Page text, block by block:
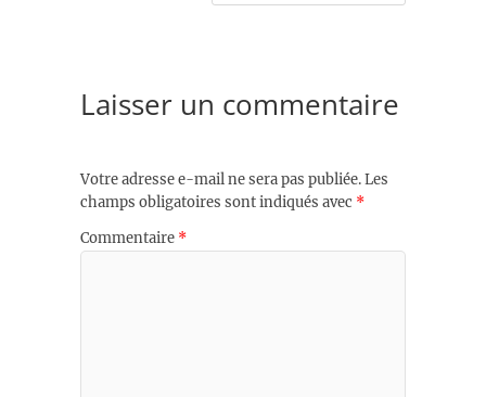
Laisser un commentaire
Votre adresse e-mail ne sera pas publiée.Les
champs obligatoires sont indiqués avec *
Commentaire *